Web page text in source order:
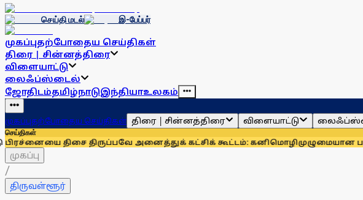
செய்தி மடல் இ-பேப்பர்
முகப்புதற்போதைய செய்திகள்
திரை | சின்னத்திரை
விளையாட்டு
லைஃப்ஸ்டைல்
ஜோதிடம்தமிழ்நாடுஇந்தியாஉலகம்
முகப்புதற்போதைய செய்திகள் திரை | சின்னத்திரை விளையாட்டு
செய்திகள்
திருப்பவே அனைத்துக் கட்சிக் கூட்டம்: கனிமொழிமுழுமையான பயிர்க் கடன்
முகப்பு
/
திருவள்ளூர்